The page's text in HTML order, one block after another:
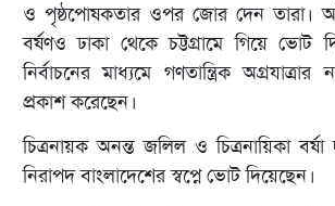
ও পৃষ্ঠপোষকতার ওপর জোর দেন তারা।
বর্ষণও ঢাকা থেকে চট্টগ্রামে গিয়ে
নির্বাচনের মাধ্যমে গণতান্ত্রিক
প্রকাশ করেছেন।
চিত্রনায়ক অনন্ত জলিল ও চিত্রনায়িকা বর্ষা
নিরাপদ বাংলাদেশের স্বপ্নে ভোট দিয়েছেন।